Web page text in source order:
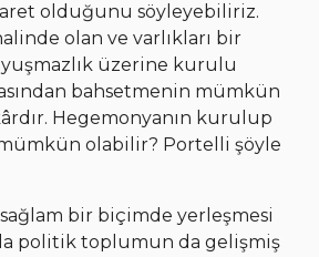
olduğunu söyleyebiliriz.
olan ve varlıkları bir
üzerine kurulu
bahsetmenin mümkün
Hegemonyanın kurulup
olabilir? Portelli şöyle
bir biçimde yerleşmesi
politik toplumun da gelişmiş